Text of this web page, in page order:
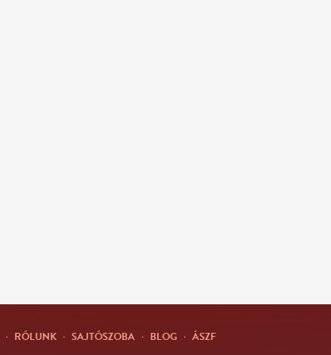
· RÓLUNK · SAJTÓSZOBA · BLOG · ÁSZF